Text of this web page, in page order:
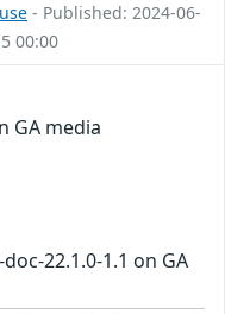
- Published: 2024-06-
00:00
GA media
22.1.0-1.1 on GA